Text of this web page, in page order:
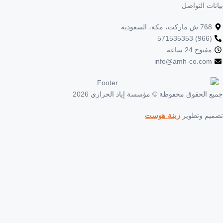
التواصل
768 ش ماركت، مكة، السعودية
(966) 571535353
مفتوح 24 ساعة
info@amh-co.com
الحقوق محفوظة © مؤسسة إياد الحرازي 2026
وتطويرزينة هوست